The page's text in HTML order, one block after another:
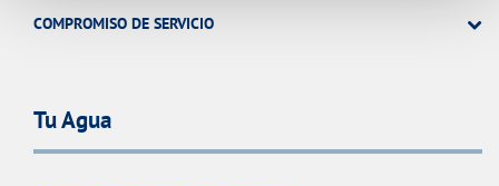
COMPROMISO DE SERVICIO
Tu Agua